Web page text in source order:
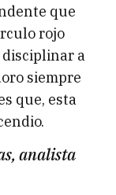
que
rojo
disciplinar a
siempre
que, esta
analista